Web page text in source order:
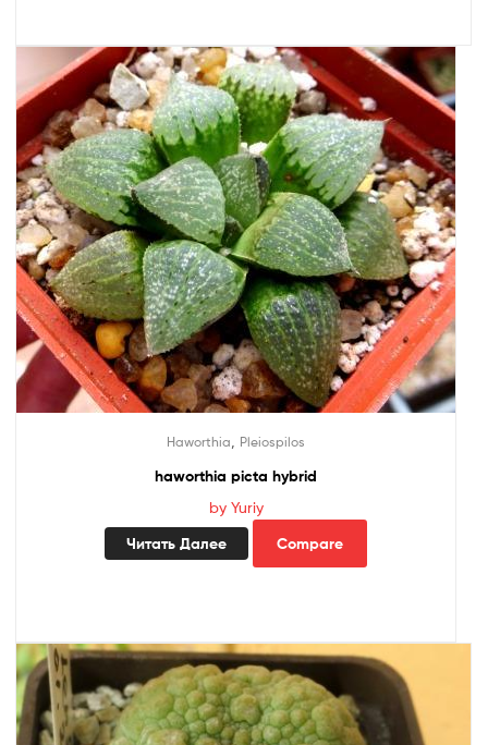
Haworthia Pleiospilos
haworthia picta hybrid
by Yuriy
Читать Далее Compare